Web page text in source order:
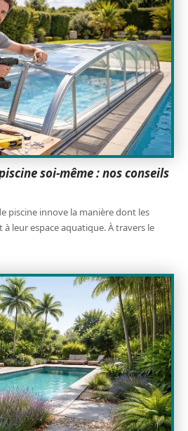
soi-même : nos conseils
piscine innove la manière dont les
leur espace aquatique. À travers le